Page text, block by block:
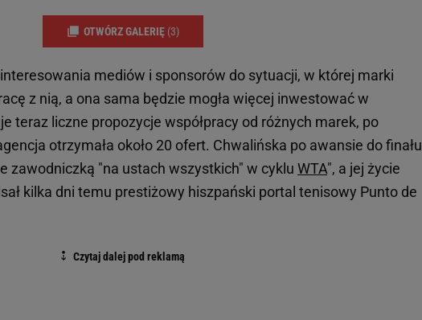
OTWÓRZ GALERIĘ (3)
mediów i sponsorów do sytuacji, w której marki
z nią, a ona sama będzie mogła więcej inwestować w
teraz liczne propozycje współpracy od różnych marek, po
otrzymała około 20 ofert. Chwalińska po awansie do finału
zawodniczką "na ustach wszystkich" w cyklu WTA", a jej życie
kilka dni temu prestiżowy hiszpański portal tenisowy Punto de